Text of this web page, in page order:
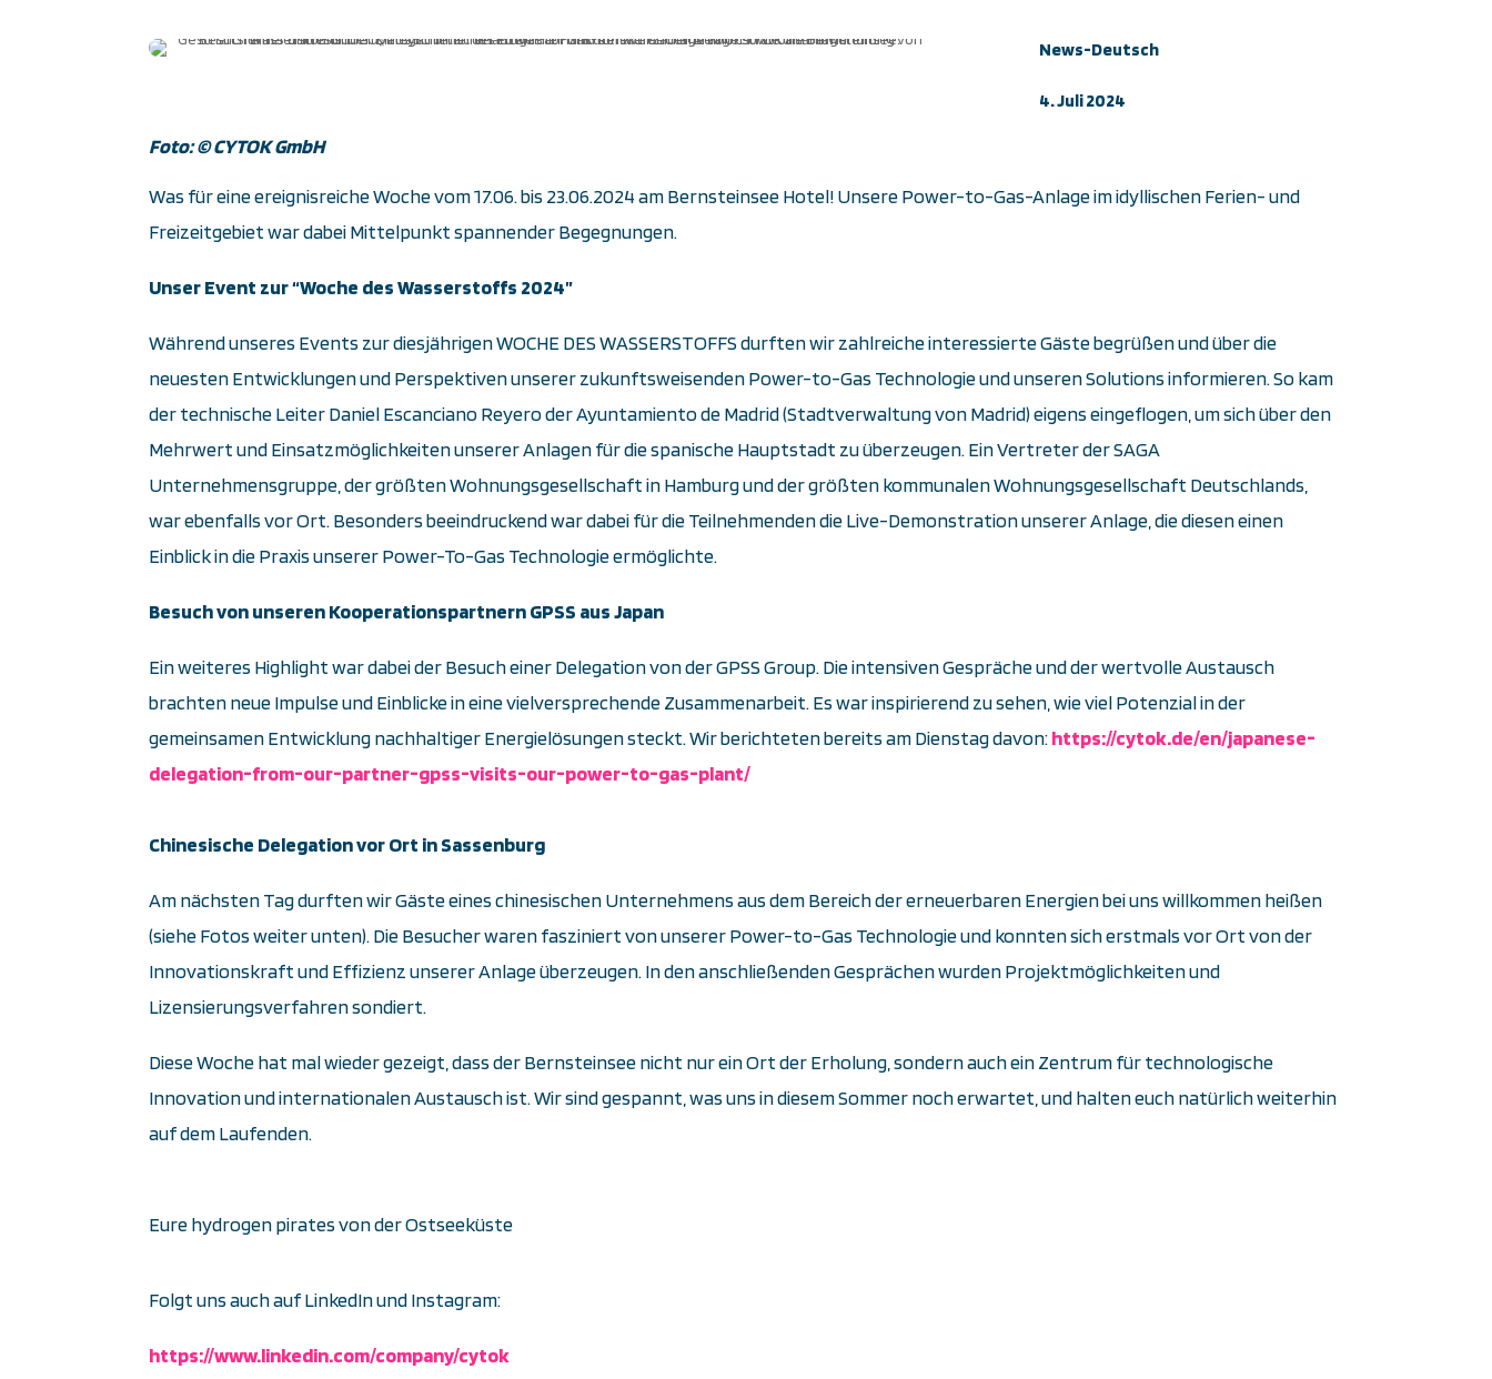
News-Deutsch
4. Juli 2024
Foto:©CYTOK GmbH
Was für eine ereignisreiche Woche vom 17.06. bis 23.06.2024 am Bernsteinsee Hotel! Unsere Power-to-Gas-Anlage im idyllischen Ferien- und
Freizeitgebiet war dabei Mittelpunkt spannender Begegnungen.
Unser Event zur “Woche des Wasserstoffs 2024”
Während unseres Events zur diesjährigen WOCHE DES WASSERSTOFFS durften wir zahlreiche interessierte Gäste begrüßen und über die
neuesten Entwicklungen und Perspektiven unserer zukunftsweisenden Power-to-Gas Technologie und unseren Solutions informieren. So kam
der technische LeiterDaniel Escanciano Reyero der Ayuntamiento de Madrid (Stadtverwaltung von Madrid) eigens eingeflogen, um sich über den
Mehrwert und Einsatzmöglichkeiten unserer Anlagen für die spanische Hauptstadt zu überzeugen. Ein Vertreter der SAGA
Unternehmensgruppe, der größten Wohnungsgesellschaft in Hamburg und der größten kommunalen Wohnungsgesellschaft Deutschlands,
war ebenfalls vor Ort. Besonders beeindruckend war dabei für die Teilnehmenden die Live-Demonstration unserer Anlage, die diesen einen
Einblick in die Praxis unserer Power-To-Gas Technologie ermöglichte.
Besuch von unseren Kooperationspartnern GPSS aus Japan
Ein weiteres Highlight war dabei der Besuch einer Delegation von der GPSS Group. Die intensiven Gespräche und der wertvolle Austausch
brachten neue Impulse und Einblicke in eine vielversprechende Zusammenarbeit. Es war inspirierend zu sehen, wie viel Potenzial in der
gemeinsamen Entwicklung nachhaltiger Energielösungen steckt. Wir berichteten bereits am Dienstag davon:https://cytok.de/en/japanese-
delegation-from-our-partner-gpss-visits-our-power-to-gas-plant/
Chinesische Delegation vor Ort in Sassenburg
Am nächsten Tag durften wir Gäste eines chinesischen Unternehmens aus dem Bereich der erneuerbaren Energien bei uns willkommen heißen
(siehe Fotos weiter unten). Die Besucher waren fasziniert von unserer Power-to-Gas Technologie und konnten sich erstmals vor Ort von der
Innovationskraft und Effizienz unserer Anlage überzeugen. In den anschließenden Gesprächen wurden Projektmöglichkeiten und
Lizensierungsverfahren sondiert.
Diese Woche hat mal wieder gezeigt, dass der Bernsteinsee nicht nur ein Ort der Erholung, sondern auch ein Zentrum für technologische
Innovation und internationalen Austausch ist. Wir sind gespannt, was uns in diesem Sommer noch erwartet, und halten euch natürlich weiterhin
auf dem Laufenden.
Eure hydrogen pirates von der Ostseeküste
Folgt uns auch auf LinkedIn und Instagram:
https://www.linkedin.com/company/cytok